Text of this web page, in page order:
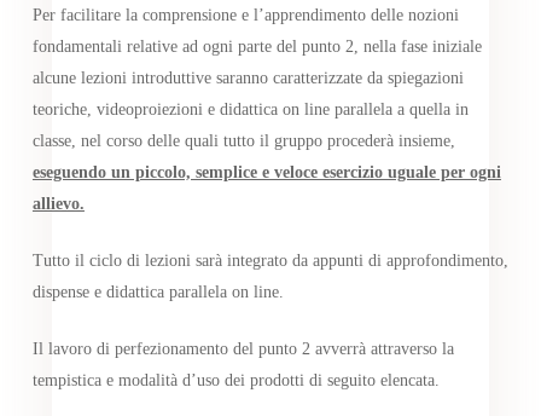
Per facilitare la comprensione e l’apprendimento delle nozioni
fondamentali relative ad ogni parte del punto 2, nella fase iniziale
alcune lezioni introduttive saranno caratterizzate da spiegazioni
teoriche, videoproiezioni e didattica on line parallela a quella in
classe, nel corso delle quali tutto il gruppo procederà insieme,
eseguendo un piccolo, semplice e veloce esercizio uguale per ogni
allievo.
Tutto il ciclo di lezioni sarà integrato da appunti di approfondimento,
dispense e didattica parallela on line.
Il lavoro di perfezionamento del punto 2 avverrà attraverso la
tempistica e modalità d’uso dei prodotti di seguito elencata.